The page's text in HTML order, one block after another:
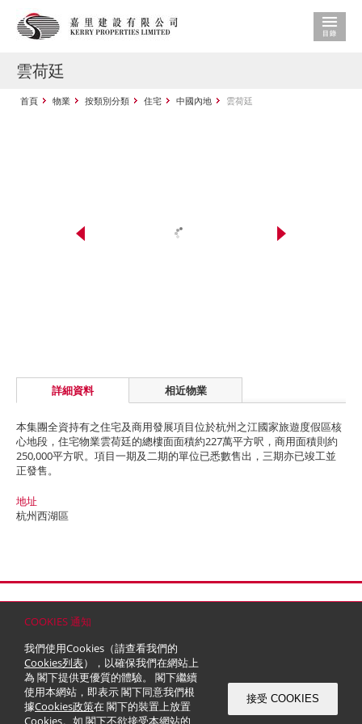
COOKIES 通知
我們使用Cookies（請查看我們的
Cookies列表），以確保我們在網站上
為 閣下提供更優質的體驗。 閣下繼續
使用本網站，即表示 閣下同意我們根
據Cookies政策在 閣下的裝置上放置
Cookies。如 閣下不欲接受本網站的
接受 COOKIES
雲荷廷
首頁 物業 按類別分類 住宅 中國內地 雲荷廷
詳細資料 相近物業
本集團全資持有之住宅及商用發展項目位於杭州之江國家旅遊度假區核
心地段，住宅物業雲荷廷的總樓面面積約227萬平方呎，商用面積則約
250,000平方呎。項目一期及二期的單位已悉數售出，三期亦已竣工並
正發售。
地址
杭州西湖區
© 2026 嘉里建設有限公司 (於百慕達註冊成立之有限公司)